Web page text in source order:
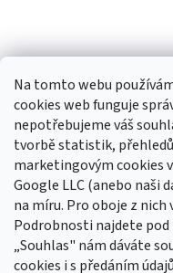
Na tomto webu
cookies web funguje
nepotřebujeme váš
tvorbě statistik,
marketingovým cookies
Google LLC (anebo naši
na míru. Pro oboje z
Podrobnosti najdete
„Souhlas" nám dáváte
cookies i s předáním
Sledovat na
Odebírat newsletter
Vložte svůj e-mail a my vám
produktech na našem e-shopu.